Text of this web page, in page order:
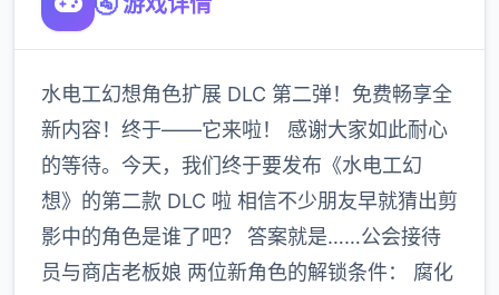
水电工幻想角色扩展 DLC 第二弹！免费畅享全
新内容！终于——它来啦！ 感谢大家如此耐心
的等待。今天，我们终于要发布《水电工幻
想》的第二款 DLC 啦 相信不少朋友早就猜出剪
影中的角色是谁了吧？ 答案就是……公会接待
员与商店老板娘 两位新角色的解锁条件： 腐化